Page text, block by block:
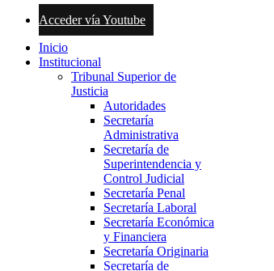
Acceder vía Youtube
Inicio
Institucional
Tribunal Superior de
Justicia
Autoridades
Secretaría
Administrativa
Secretaría de
Superintendencia y
Control Judicial
Secretaría Penal
Secretaría Laboral
Secretaría Económica
y Financiera
Secretaría Originaria
Secretaría de